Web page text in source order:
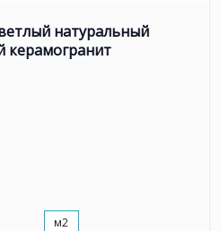
натуральный
керамогранит
м2